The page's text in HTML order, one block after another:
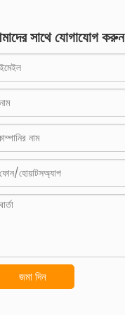
সাথে যোগাযোগ করুন
জমা দিন